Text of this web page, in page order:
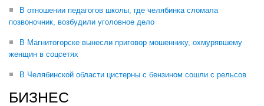
В отношении педагогов школы, где челябинка сломала
позвоночник, возбудили уголовное дело
В Магнитогорске вынесли приговор мошеннику, охмурявшему
женщин в соцсетях
В Челябинской области цистерны с бензином сошли с рельсов
БИЗНЕС